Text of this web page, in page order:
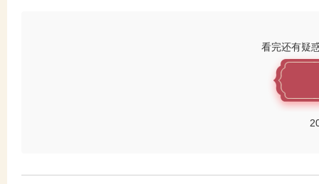
看完还有疑